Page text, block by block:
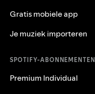
Gratis mobiele app
Je muziek importeren
SPOTIFY-ABONNEMENTEN
Premium Individual